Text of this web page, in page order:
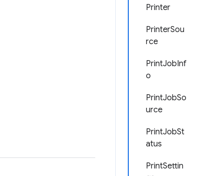
Printer
PrinterSou
rce
PrintJobInf
o
PrintJobSo
urce
PrintJobSt
atus
PrintSettin